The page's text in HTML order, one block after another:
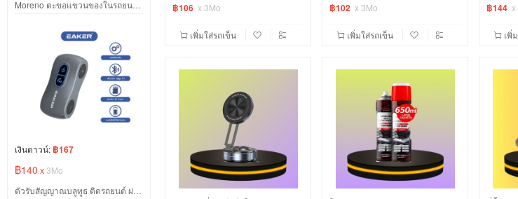
เงินดาวน์: ฿167
฿140 x3Mo
฿106 x 3Mo
เพิ่มใส่รถเข็น
฿102 x 3Mo
เพิ่มใส่รถเข็น
฿144 x
เพิ่